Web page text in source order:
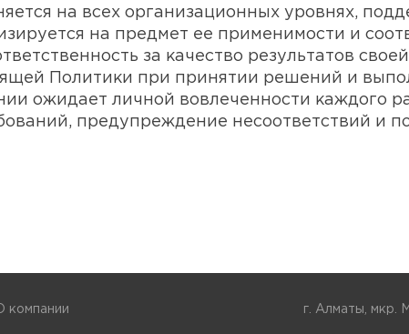
на всех организационных уровнях,
на предмет ее применимости и
за качество результатов
Политики при принятии решений и
ожидает личной вовлеченности каждого
предупреждение несоответствий и
компании г. Алматы, мкр.